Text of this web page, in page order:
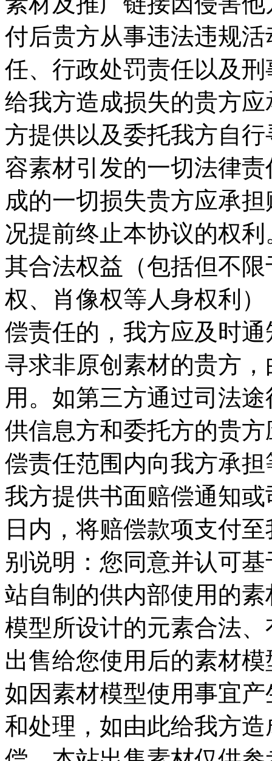
付后贵方从事违法违规
任、行政处罚责任以及
给我方造成损失的贵方
方提供以及委托我方自
容素材引发的一切法律
成的一切损失贵方应承
况提前终止本协议的权
其合法权益（包括但不
权、肖像权等人身权利
偿责任的，我方应及时
寻求非原创素材的贵方
用。如第三方通过司法
供信息方和委托方的贵
偿责任范围内向我方承
我方提供书面赔偿通知
日内，将赔偿款项支付
别说明：您同意并认可
站自制的供内部使用的
模型所设计的元素合法
出售给您使用后的素材
如因素材模型使用事宜
和处理，如由此给我方